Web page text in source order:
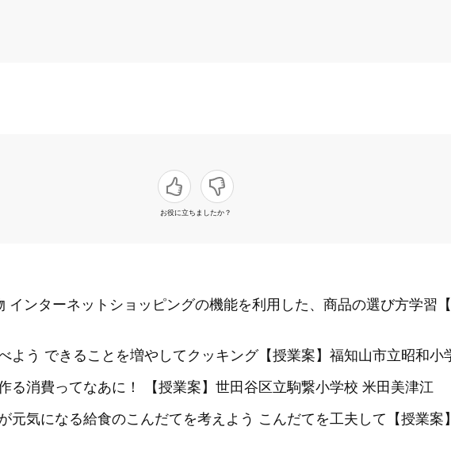
お役に立ちましたか？
インターネットショッピングの機能を利用した、商品の選び方学習
よう できることを増やしてクッキング【授業案】福知山市立昭和
る消費ってなあに！ 【授業案】世田谷区立駒繋小学校 米田美津江
元気になる給食のこんだてを考えよう こんだてを工夫して【授業案